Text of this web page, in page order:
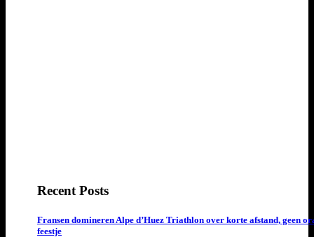
Recent Posts
Fransen domineren Alpe d’Huez Triathlon over korte afstand, geen
feestje